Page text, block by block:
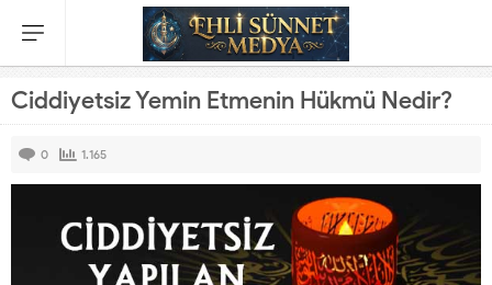
Ciddiyetsiz Yemin Etmenin Hükmü Nedir?
0 1.165